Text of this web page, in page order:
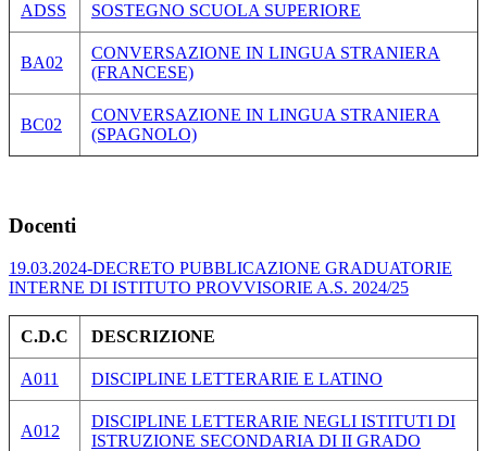
ADSS SOSTEGNO SCUOLA SUPERIORE
BA02
CONVERSAZIONE IN LINGUA STRANIERA
(FRANCESE)
BC02
CONVERSAZIONE IN LINGUA STRANIERA
(SPAGNOLO)
Docenti
19.03.2024-DECRETO PUBBLICAZIONE GRADUATORIE
INTERNE DI ISTITUTO PROVVISORIE A.S. 2024/25
C.D.C DESCRIZIONE
A011 DISCIPLINE LETTERARIE E LATINO
A012
DISCIPLINE LETTERARIE NEGLI ISTITUTI DI
ISTRUZIONE SECONDARIA DI II GRADO